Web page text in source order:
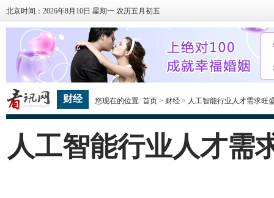
北京时间：2026年8月10日 星期一 农历五月初五
财经 您现在的位置:首页 > 财经 > 人工智能行业人才需求旺
人工智能行业人才需